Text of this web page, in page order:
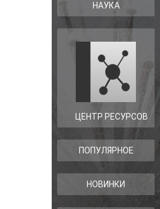
НАУКА
ЦЕНТР РЕСУРСОВ
ПОПУЛЯРНОЕ
НОВИНКИ